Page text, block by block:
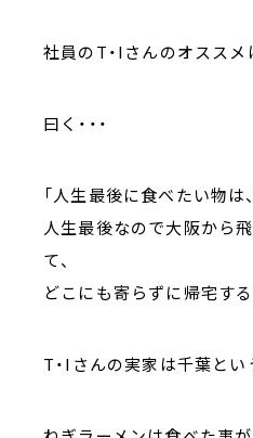
社員のT・Iさんのオススメ
曰く・・・
「人生最後に食べたい物
人生最後なので大阪から
て、
どこにも寄らずに帰宅す
T・Iさんの実家は千葉とい